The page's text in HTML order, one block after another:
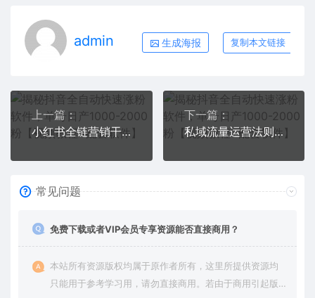
admin 生成海报 复制本文链接
上一篇：
小红书全链营销干货，5个起盘案例，7个内容方向，n条避坑指南
下一篇：
私域流量运营法则，高端玩家的私域流量是如何搭建的【视频课程】
常见问题
免费下载或者VIP会员专享资源能否直接商用？
本站所有资源版权均属于原作者所有，这里所提供资源均
只能用于参考学习用，请勿直接商用。若由于商用引起版